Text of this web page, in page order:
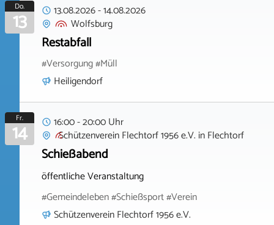
Do.
13 13.08.2026-14.08.2026
Wolfsburg
Restabfall
#Versorgung #Müll
Heiligendorf
Fr.
14
16:00 - 20:00 Uhr
Schützenverein Flechtorf 1956 e.V. inFlechtorf
Schießabend
öffentliche Veranstaltung
#Gemeindeleben #Schießsport #Verein
Schützenverein Flechtorf 1956 e.V.